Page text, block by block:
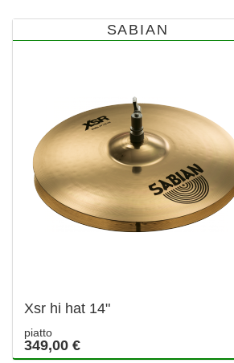
SABIAN
Xsr hi hat 14"
piatto
349,00 €